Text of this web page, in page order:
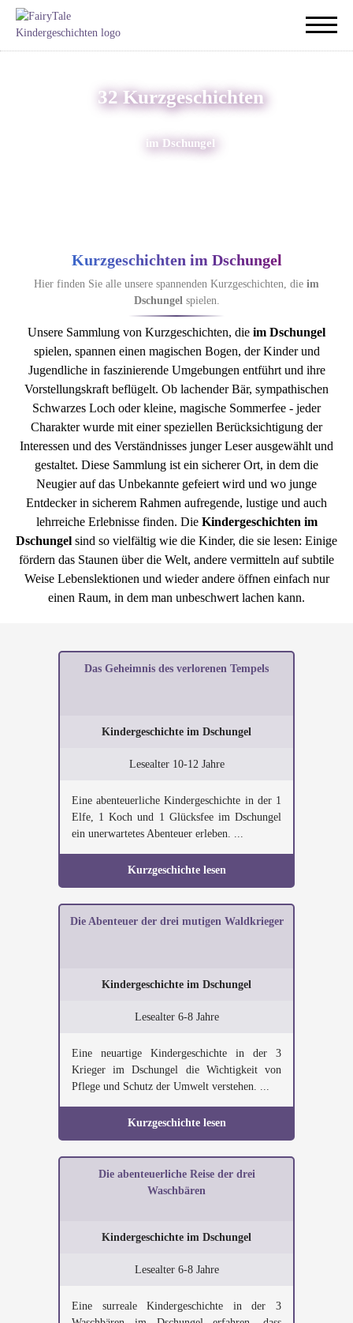
32 Kurzgeschichten
im Dschungel
Kurzgeschichten im Dschungel
Hier finden Sie alle unsere spannenden Kurzgeschichten, die im
Dschungelspielen.
Unsere Sammlung von Kurzgeschichten, die im Dschungel
spielen, spannen einen magischen Bogen, der Kinder und
Jugendliche in faszinierende Umgebungen entführt und ihre
Vorstellungskraft beflügelt. Ob lachender Bär, sympathischen
Schwarzes Loch oder kleine, magische Sommerfee - jeder
Charakter wurde mit einer speziellen Berücksichtigung der
Interessen und des Verständnisses junger Leser ausgewählt und
gestaltet. Diese Sammlung ist ein sicherer Ort, in dem die
Neugier auf das Unbekannte gefeiert wird und wo junge
Entdecker in sicherem Rahmen aufregende, lustige und auch
lehrreiche Erlebnisse finden. Die Kindergeschichten im
Dschungel sind so vielfältig wie die Kinder, die sie lesen: Einige
fördern das Staunen über die Welt, andere vermitteln auf subtile
Weise Lebenslektionen und wieder andere öffnen einfach nur
einen Raum, in dem man unbeschwert lachen kann.
Das Geheimnis des verlorenen Tempels
Kindergeschichte im Dschungel
Lesealter 10-12 Jahre
Eine abenteuerliche Kindergeschichte in der 1
Elfe, 1 Koch und 1 Glücksfee im Dschungel
ein unerwartetes Abenteuer erleben. ...
Kurzgeschichte lesen
Die Abenteuer der drei mutigen Waldkrieger
Kindergeschichte im Dschungel
Lesealter 6-8 Jahre
Eine neuartige Kindergeschichte in der 3
Krieger im Dschungel die Wichtigkeit von
Pflege und Schutz der Umwelt verstehen. ...
Kurzgeschichte lesen
Die abenteuerliche Reise der drei
Waschbären
Kindergeschichte im Dschungel
Lesealter 6-8 Jahre
Eine surreale Kindergeschichte in der 3